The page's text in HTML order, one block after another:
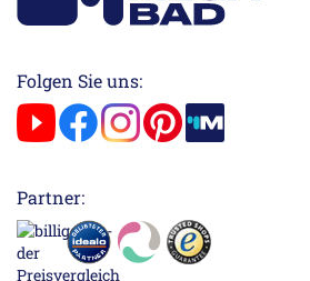
Folgen Sie uns:
Partner: